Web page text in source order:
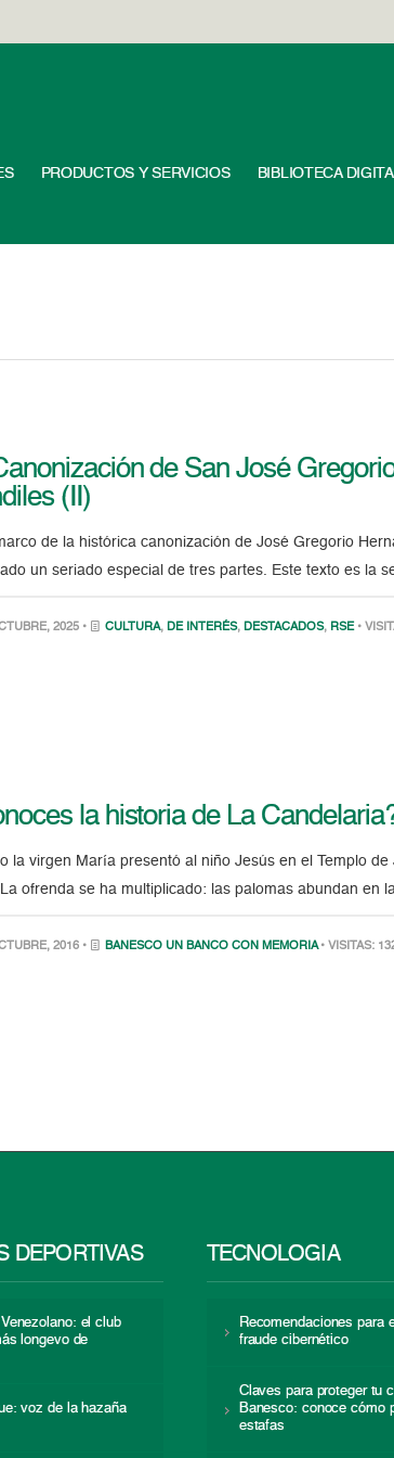
PRODUCTOS Y SERVICIOS BIBLIOTECA
de San José
(II)
de la histórica canonización de José Gregorio
un seriado especial de tres partes. Este texto es la
2025 • CULTURA, DE INTERÉS, DESTACADOS, RSE •
la historia de La
la virgen María presentó al niño Jesús en el Templo
ofrenda se ha multiplicado: las palomas abundan en
2016 • BANESCO UN BANCO CON MEMORIA • VISITAS:
DEPORTIVAS
el club
longevo de
voz de la hazaña
TECNOLOGÍA
Recomendaciones para
fraude cibernético
Claves para proteger tu
Banesco: conoce cómo
estafas